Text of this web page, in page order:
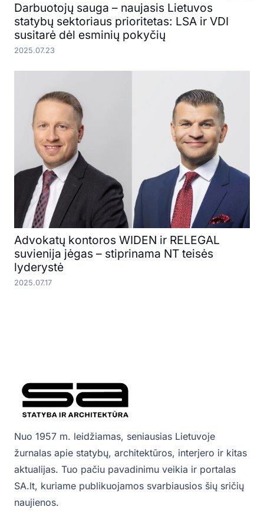
Darbuotojų sauga – naujasis Lietuvos
statybų sektoriaus prioritetas: LSA ir VDI
susitarė dėl esminių pokyčių
2025.07.23
Advokatų kontoros WIDEN ir RELEGAL
suvienija jėgas – stiprinama NT teisės
lyderystė
2025.07.17
Nuo 1957 m. leidžiamas, seniausias Lietuvoje
žurnalas apie statybų, architektūros, interjero ir kitas
aktualijas. Tuo pačiu pavadinimu veikia ir portalas
SA.lt, kuriame publikuojamos svarbiausios šių sričių
naujienos.